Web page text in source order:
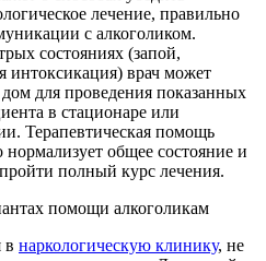
лечение, правильно
с алкоголиком.
состояниях (запой,
интоксикация) врач может
для проведения показанных
в стационаре или
Терапевтическая помощь
общее состояние и
полный курс лечения.
в наркологическую клинику, не